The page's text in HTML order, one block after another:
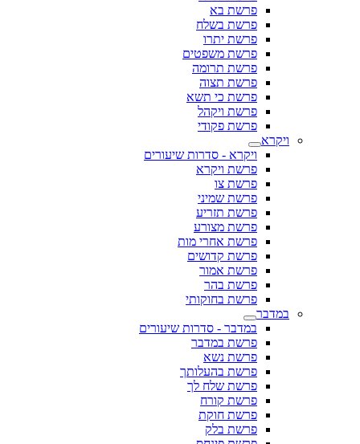
פרשת בא
פרשת בשלח
פרשת יתרו
פרשת משפטים
פרשת תרומה
פרשת תצוה
פרשת כי תשא
פרשת ויקהל
פרשת פקודי
ויקרא
ויקרא - סדרות שיעורים
פרשת ויקרא
פרשת צו
פרשת שמיני
פרשת תזריע
פרשת מצורע
פרשת אחרי מות
פרשת קדושים
פרשת אמור
פרשת בהר
פרשת בחוקותי
במדבר
במדבר - סדרות שיעורים
פרשת במדבר
פרשת נשא
פרשת בהעלותך
פרשת שלח לך
פרשת קורח
פרשת חוקת
פרשת בלק